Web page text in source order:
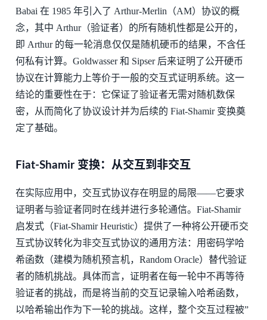
Babai 在 1985 年引入了 Arthur-Merlin（AM）协议的概
念，其中 Arthur（验证者）的所有随机性都是公开的，
即 Arthur 的每一轮消息仅仅是随机硬币的结果，不含任
何私有计算。Goldwasser 和 Sipser 后来证明了公开硬币
协议在计算能力上等价于一般的交互式证明系统。这一
结论的重要性在于：它保证了验证者无需对随机数保
密，从而简化了协议设计并为后续的 Fiat-Shamir 变换奠
定了基础。
Fiat-Shamir 变换：从交互到非交互
在实际应用中，交互式协议存在明显的局限——它要求
证明者与验证者同时在线并进行多轮通信。Fiat-Shamir
启发式（Fiat-Shamir Heuristic）提供了一种将公开硬币交
互式协议转化为非交互式协议的通用方法：用密码学哈
希函数（建模为随机预言机，Random Oracle）替代验证
者的随机挑战。具体而言，证明者在每一轮中不再等待
验证者的挑战，而是将当前的交互记录输入哈希函数，
以哈希输出作为下一轮的挑战。这样，整个交互过程被”